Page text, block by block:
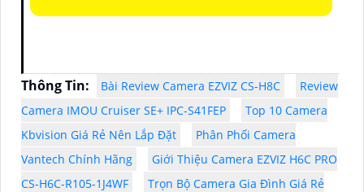
Thông Tin: Bài Review Camera EZVIZ CS-H8C
Review
Camera IMOU Cruiser SE+ IPC-S41FEP
Top 10 Camera
Kbvision Giá Rẻ Nên Lắp Đặt
Phân Phối Camera
Vantech Chính Hãng
Giới Thiệu Camera EZVIZ H6C PRO
CS-H6C-R105-1J4WF
Trọn Bộ Camera Gia Đình Giá Rẻ